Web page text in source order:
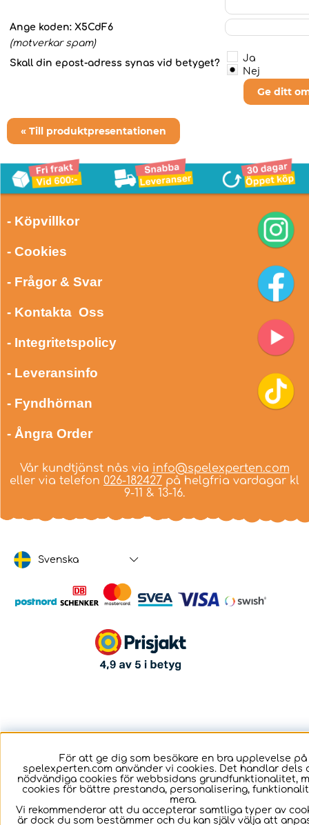
Ange koden: X5CdF6
(motverkar spam)
Skall din epost-adress synas vid betyget?
Ja
Nej
Ge ditt
« Till produktpresentationen
- Köpvillkor
- Cookies
- Frågor & Svar
- Kontakta Oss
- Integritetspolicy
- Leveransinfo
- Fyndhörnan
- Ångra Order
Vår kundtjänst nås via info@spelexperten.com
eller via telefon 026-182427 på helgfria vardagar kl
9-11 & 13-16.
Svenska
För att ge dig som besökare en bra upplevelse på
spelexperten.com använder vi cookies. Det handlar dels
nödvändiga cookies för webbsidans grundfunktionalitet,
cookies för bättre prestanda, personalisering,
mera.
Vi rekommenderar att du accepterar samtliga typer av
är dock du som bestämmer och du kan själv välja att